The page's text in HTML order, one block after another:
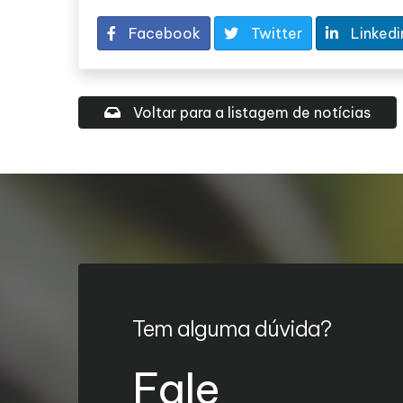
Facebook Twitter
Voltar para a listagem de notícias
Tem alguma dúvida?
Fale